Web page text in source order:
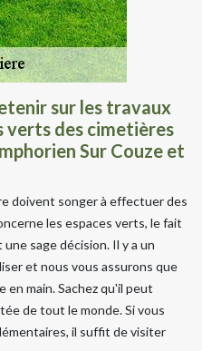
sur les travaux
verts des cimetières
Sur Couze et
doivent songer à effectuer des
les espaces verts, le fait
sage décision. Il y a un
et nous vous assurons que
main. Sachez qu'il peut
de tout le monde. Si vous
il suffit de visiter